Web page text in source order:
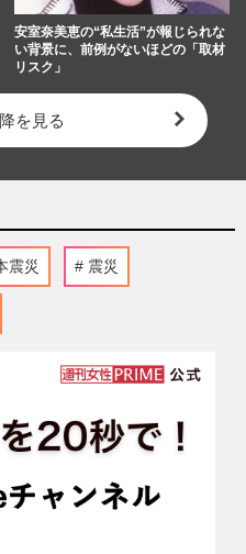
安室奈美恵の“私生活”が報じられな
い背景に、前例がないほどの「取材
リスク」
を見る
震災 震災